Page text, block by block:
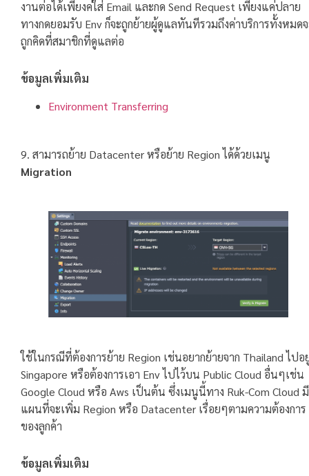
งานต่อได้เพียงค่ใส่ Email และกด Send Request เพียงแค่ปลาย
ทางกดยอมรับ Env ก็จะถูกย้ายผู้ดูแลทันทีรวมถึงค่าบริการทั้งหมด
ถูกคิดที่สมาชิกที่ดูแลต่อ
ข้อมูลเพิ่มเติม
Environment Transferring
9. สามารถย้าย Datacenter หรือย้าย Region ได้ด้วยเมนู
Migration
ใช้ในกรณีที่ต้องการย้าย Region เช่นอยากย้ายจาก Thailand ไปอ
Singapore หรือต้องการเอา Env ไปไว้บน Public Cloud อื่นๆเช่น
Google Cloud หรือ Aws เป็นต้น ซึ่งเมนูนี้ทาง Ruk-Com Cloud มี
แผนที่จะเพิ่ม Region หรือ Datacenter เรื่อยๆตามความต้องการ
ของลูกค้า
ข้อมูลเพิ่มเติม